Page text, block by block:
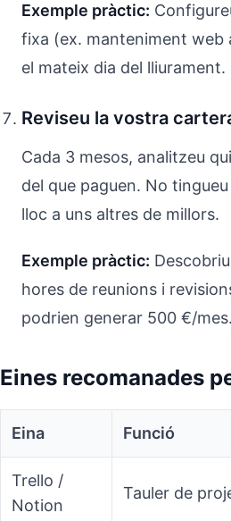
Exemple pràctic:
fixa (ex. manteniment web
el mateix dia del
Reviseu la vostra
Cada 3 mesos, analitzeu
del que paguen. No
lloc a uns altres de millors.
Exemple pràctic:
hores de reunions i
podrien generar 500 €/
Eines recomanades
Eina Funció
Trello /
Notion
Tauler de